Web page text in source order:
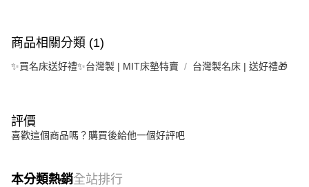
商品相關分類 (1)
✨買名床送好禮✨台灣製 | MIT床墊特賣 台灣製名床 | 送好禮🎁
評價
喜歡這個商品嗎？購買後給他一個好評吧
本分類熱銷全站排行